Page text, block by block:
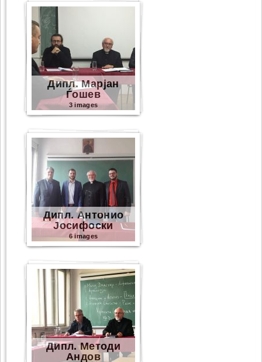
Дипл. Марјан
Ѓошев
3 images
Дипл. Антонио
Јосифоски
6 images
Дипл. Методи
Андов